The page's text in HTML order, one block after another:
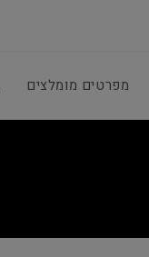
מפרטים מומלצים